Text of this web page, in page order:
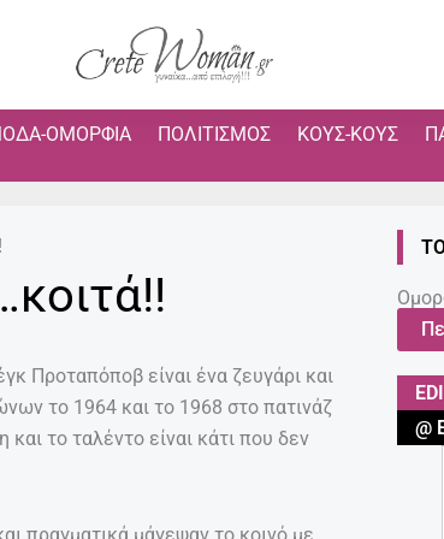
ΟΜΟΡΦΙΆ ΠΟΛΙΤΙΣΜΌΣ ΚΟΥΣ-ΚΟΥΣ
Προταπόποβ είναι ένα ζευγάρι και
το 1964 και το 1968 στο πατινάζ
το ταλέντο είναι κάτι που δεν
πραγματικά μάγεψαν το κοινό με
@